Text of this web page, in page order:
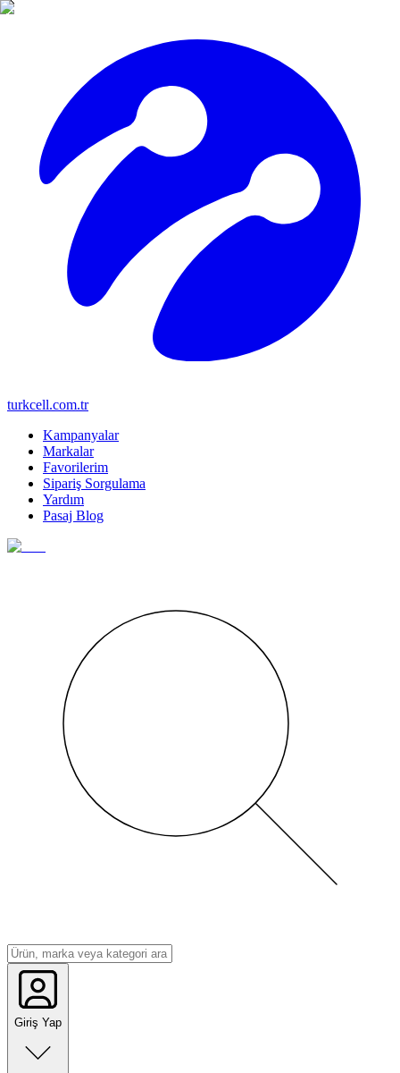
turkcell.com.tr
Kampanyalar
Markalar
Favorilerim
Sipariş Sorgulama
Yardım
Pasaj Blog
Giriş Yap